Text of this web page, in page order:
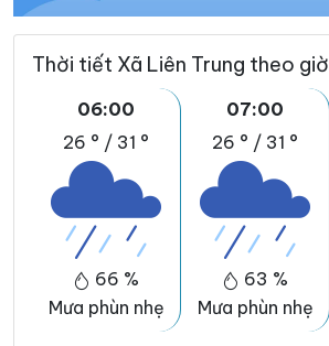
Thời tiết Xã Liên Trung theo giờ
06:00
26 ° / 31 °
66 %
Mưa phùn nhẹ
07:00
26 ° / 31 °
63 %
Mưa phùn nhẹ